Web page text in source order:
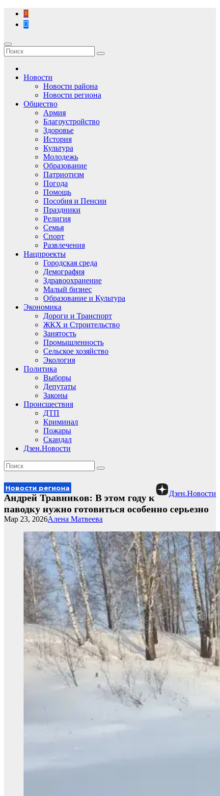
Перейти
содержимому
Новости
Новости района
Новости региона
Общество
Армия
Благоустройство
Здоровье
История
Культура
Молодежь
Образование
Патриотизм
Погода
Помощь
Пособия и Пенсии
Праздники
Религия
Семья
Спорт
Развлечения
Нацпроекты
Городская среда
Демография
Здравоохранение
Малый бизнес
Образование и Культура
Экономика
Дороги и Транспорт
ЖКХ и Строительство
Занятость
Промышленность
Сельское хозяйство
Экология
Политика
Выборы
Депутаты
Законы
Происшествия
ДТП
Криминал
Пожары
Скандал
Дзен.Новости
Дзен.Новости
Новости региона
Андрей Травников: В этом году к
паводку нужно готовиться особенно серьезно
Алена Матвеева
Мар 23, 2026